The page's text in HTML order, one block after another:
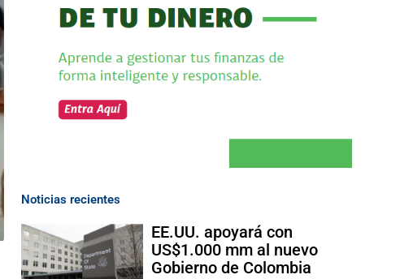
Noticias recientes
EE.UU. apoyará con
US$1.000 mm al nuevo
Gobierno de Colombia